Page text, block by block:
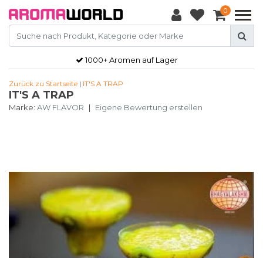
0
1000+ Aromen auf Lager
Zurück zu Startseite | IT'S A TRAP
IT'S A TRAP
Marke: AW FLAVOR | Eigene Bewertung erstellen